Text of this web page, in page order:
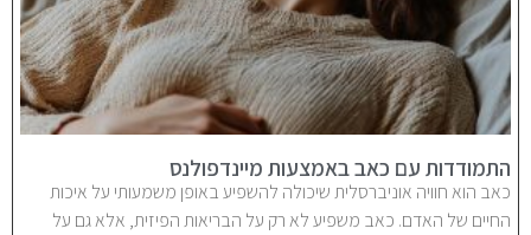
התמודדות עם כאב באמצעות מיינדפולנס
כאב הוא חוויה אוניברסלית שיכולה להשפיע באופן משמעותי על איכות
החיים של האדם. כאב משפיע לא רק על הבריאות הפיזית, אלא גם על